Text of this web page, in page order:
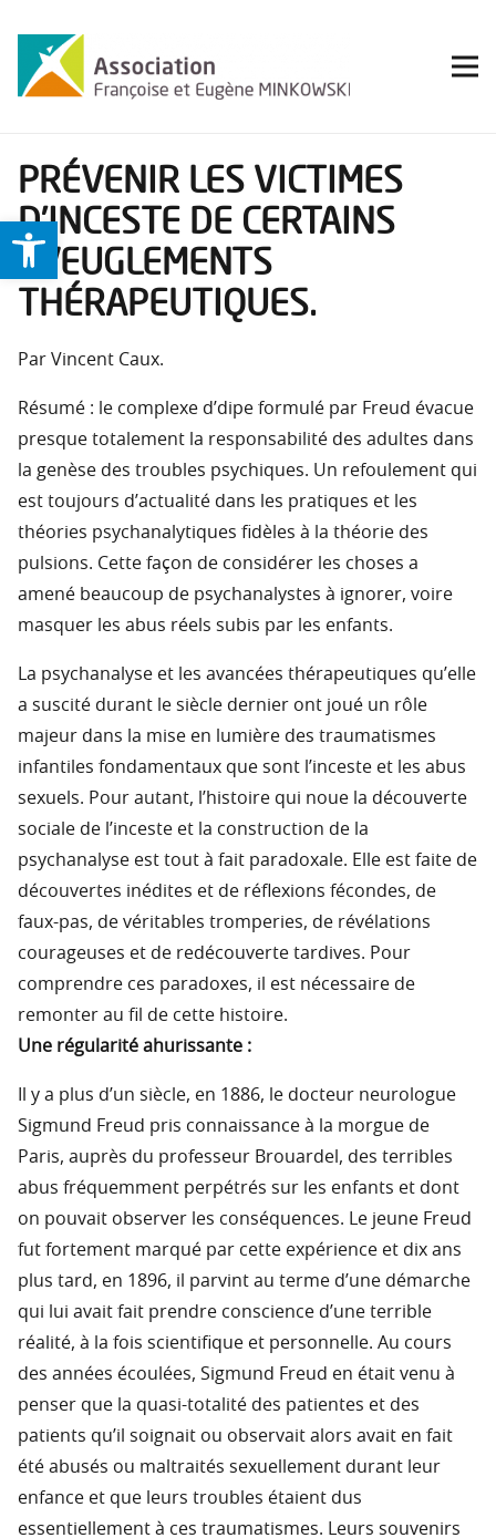
Ouvrir la barre d’outils
PRÉVENIR LES VICTIMES
D’INCESTE DE CERTAINS
AVEUGLEMENTS
THÉRAPEUTIQUES.
Par Vincent Caux.
Résumé : le complexe d’dipe formulé par Freud évacue
presque totalement la responsabilité des adultes dans
la genèse des troubles psychiques. Un refoulement qui
est toujours d’actualité dans les pratiques et les
théories psychanalytiques fidèles à la théorie des
pulsions. Cette façon de considérer les choses a
amené beaucoup de psychanalystes à ignorer, voire
masquer les abus réels subis par les enfants.
La psychanalyse et les avancées thérapeutiques qu’elle
a suscité durant le siècle dernier ont joué un rôle
majeur dans la mise en lumière des traumatismes
infantiles fondamentaux que sont l’inceste et les abus
sexuels. Pour autant, l’histoire qui noue la découverte
sociale de l’inceste et la construction de la
psychanalyse est tout à fait paradoxale. Elle est faite de
découvertes inédites et de réflexions fécondes, de
faux-pas, de véritables tromperies, de révélations
courageuses et de redécouverte tardives. Pour
comprendre ces paradoxes, il est nécessaire de
remonter au fil de cette histoire.
Une régularité ahurissante :
Il y a plus d’un siècle, en 1886, le docteur neurologue
Sigmund Freud pris connaissance à la morgue de
Paris, auprès du professeur Brouardel, des terribles
abus fréquemment perpétrés sur les enfants et dont
on pouvait observer les conséquences. Le jeune Freud
fut fortement marqué par cette expérience et dix ans
plus tard, en 1896, il parvint au terme d’une démarche
qui lui avait fait prendre conscience d’une terrible
réalité, à la fois scientifique et personnelle. Au cours
des années écoulées, Sigmund Freud en était venu à
penser que la quasi-totalité des patientes et des
patients qu’il soignait ou observait alors avait en fait
été abusés ou maltraités sexuellement durant leur
enfance et que leurs troubles étaient dus
essentiellement à ces traumatismes. Leurs souvenirs